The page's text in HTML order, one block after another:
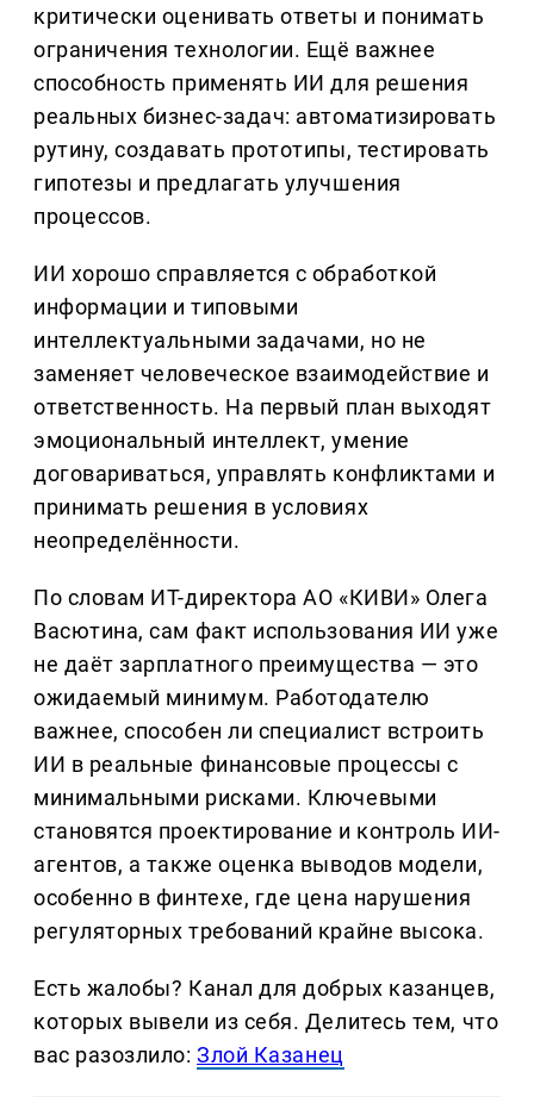
критически оценивать ответы и понимать
ограничения технологии. Ещё важнее
способность применять ИИ для решения
реальных бизнес-задач: автоматизировать
рутину, создавать прототипы, тестировать
гипотезы и предлагать улучшения
процессов.
ИИ хорошо справляется с обработкой
информации и типовыми
интеллектуальными задачами, но не
заменяет человеческое взаимодействие и
ответственность. На первый план выходят
эмоциональный интеллект, умение
договариваться, управлять конфликтами и
принимать решения в условиях
неопределённости.
По словам ИТ-директора АО «КИВИ» Олега
Васютина, сам факт использования ИИ уже
не даёт зарплатного преимущества — это
ожидаемый минимум. Работодателю
важнее, способен ли специалист встроить
ИИ в реальные финансовые процессы с
минимальными рисками. Ключевыми
становятся проектирование и контроль ИИ-
агентов, а также оценка выводов модели,
особенно в финтехе, где цена нарушения
регуляторных требований крайне высока.
Есть жалобы? Канал для добрых казанцев,
которых вывели из себя. Делитеcь тем, что
вас разозлило:Злой Казанец